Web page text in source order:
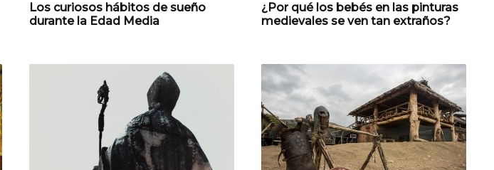
Los curiosos hábitos de sueño
durante la Edad Media
¿Por qué los bebés en las pinturas
medievales se ven tan extraños?